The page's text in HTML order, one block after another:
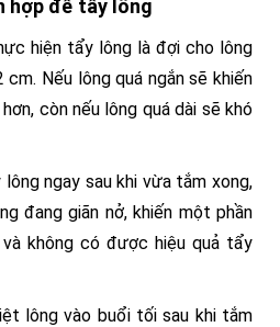
hợp để tẩy lông
hiện tẩy lông là đợi cho lông
cm. Nếu lông quá ngắn sẽ khiến
còn nếu lông quá dài sẽ khó
ngay sau khi vừa tắm xong,
đang giãn nở, khiến một phần
không có được hiệu quả tẩy
lông vào buổi tối sau khi tắm